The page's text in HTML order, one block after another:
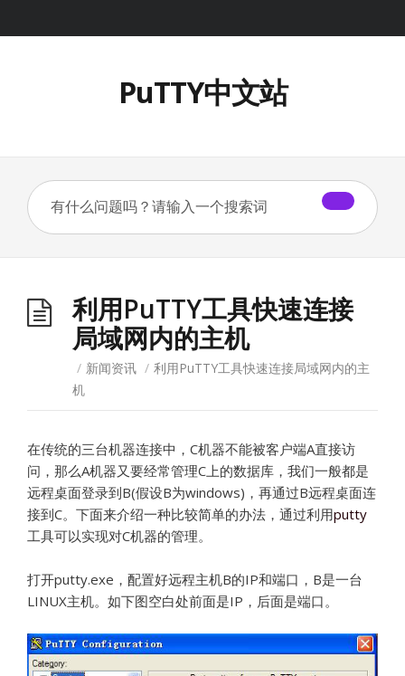
PuTTY中文站
利用PuTTY工具快速连接
局域网内的主机
/ 新闻资讯 / 利用PuTTY工具快速连接局域网内的主
机
在传统的三台机器连接中， C机器不能被客户端A直接访
问，那么A机器又要经常管理C上的数据库，我们一般都是
远程桌面登录到B(假设B为windows) ，再通过B远程桌面连
接到C。下面来介绍一种比较简单的办法，通过利用putty
工具可以实现对C机器的管理。
打开putty.exe，配置好远程主机B的IP和端口， B是一台
LINUX主机。如下图空白处前面是IP，后面是端口。